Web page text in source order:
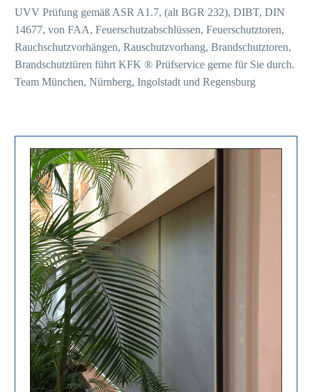
UVV Prüfung gemäß ASR A1.7, (alt BGR 232), DIBT, DIN
14677, von FAA, Feuerschutzabschlüssen, Feuerschutztoren,
Rauchschutzvorhängen, Rauschutzvorhang, Brandschutztoren,
Brandschutztüren führt KFK ® Prüfservice gerne für Sie durch.
Team München, Nürnberg, Ingolstadt und Regensburg